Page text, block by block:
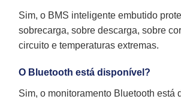
Sim, o BMS inteligente embutido
sobrecarga, sobre descarga, sobre
circuito e temperaturas extremas.
O Bluetooth está disponível?
Sim, o monitoramento Bluetooth está